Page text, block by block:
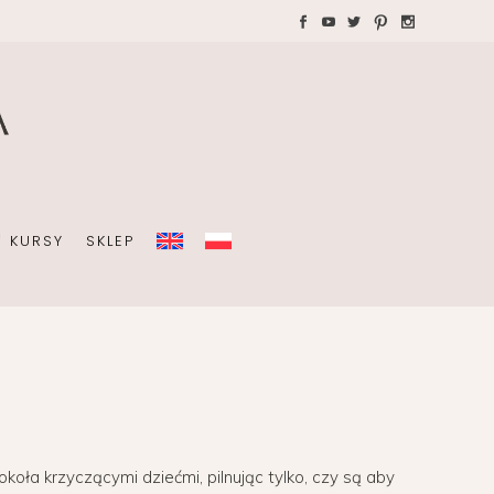
KURSY SKLEP
krzyczącymi dziećmi, pilnując tylko, czy są aby